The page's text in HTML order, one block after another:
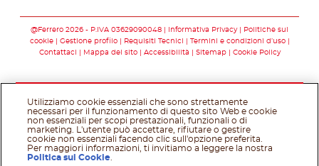
@Ferrero 2026 - P.IVA 03629090048 Informativa Privacy
Politiche sui
cookie
Gestione profilo Requisiti Tecnici
Termini e condizioni d’uso
Contattaci
Mappa del sito Accessibilità Sitemap Cookie Policy
Utilizziamo cookie essenziali che sono strettamente
necessari per il funzionamento di questo sito Web e cookie
non essenziali per scopi prestazionali, funzionali o di
marketing. L'utente può accettare, rifiutare o gestire
cookie non essenziali facendo clic sull'opzione preferita.
Per maggiori informazioni, ti invitiamo a leggere la nostra
Politica sui Cookie